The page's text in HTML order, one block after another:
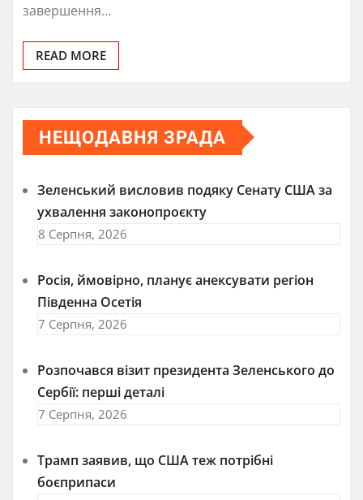
завершення…
READ MORE
НЕЩОДАВНЯ ЗРАДА
Зеленський висловив подяку Сенату США за
ухвалення законопроєкту
8 Серпня, 2026
Росія, ймовірно, планує анексувати регіон
Південна Осетія
7 Серпня, 2026
Розпочався візит президента Зеленського до
Сербії: перші деталі
7 Серпня, 2026
Трамп заявив, що США теж потрібні
боєприпаси